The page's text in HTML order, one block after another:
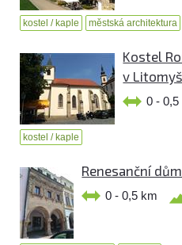
kostel / kaple městská architektura
Kostel
v
0 - 0,5
kostel / kaple
Renesanční
0 - 0,5 km